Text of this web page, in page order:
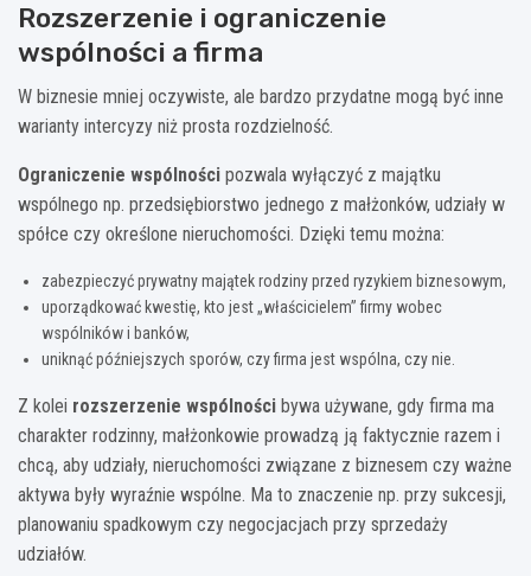
Rozszerzenie i ograniczenie
wspólności a firma
W biznesie mniej oczywiste, ale bardzo przydatne mogą być inne
warianty intercyzy niż prosta rozdzielność.
Ograniczenie wspólności pozwala wyłączyć z majątku
wspólnego np. przedsiębiorstwo jednego z małżonków, udziały w
spółce czy określone nieruchomości. Dzięki temu można:
zabezpieczyć prywatny majątek rodziny przed ryzykiem biznesowym,
uporządkować kwestię, kto jest „właścicielem” firmy wobec
wspólników i banków,
uniknąć późniejszych sporów, czy firma jest wspólna, czy nie.
Z kolei rozszerzenie wspólności bywa używane, gdy firma ma
charakter rodzinny, małżonkowie prowadzą ją faktycznie razem i
chcą, aby udziały, nieruchomości związane z biznesem czy ważne
aktywa były wyraźnie wspólne. Ma to znaczenie np. przy sukcesji,
planowaniu spadkowym czy negocjacjach przy sprzedaży
udziałów.